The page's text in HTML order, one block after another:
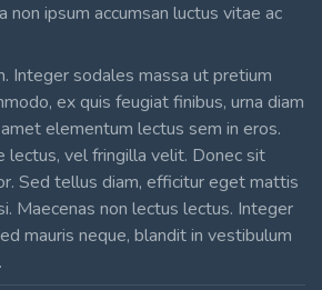
non ipsum accumsan luctus vitae ac
Integer sodales massa ut pretium
ex quis feugiat finibus, urna diam
elementum lectus sem in eros.
lectus, vel fringilla velit. Donec sit
Sed tellus diam, efficitur eget mattis
Maecenas non lectus lectus. Integer
mauris neque, blandit in vestibulum